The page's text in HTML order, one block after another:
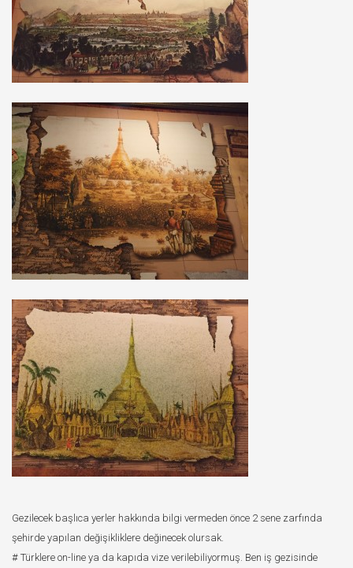
Gezilecek başlıca yerler hakkında bilgi vermeden önce 2 sene zarfında
şehirde yapılan değişikliklere değinecek olursak.
# Türklere on-line ya da kapıda vize verilebiliyormuş. Ben iş gezisinde